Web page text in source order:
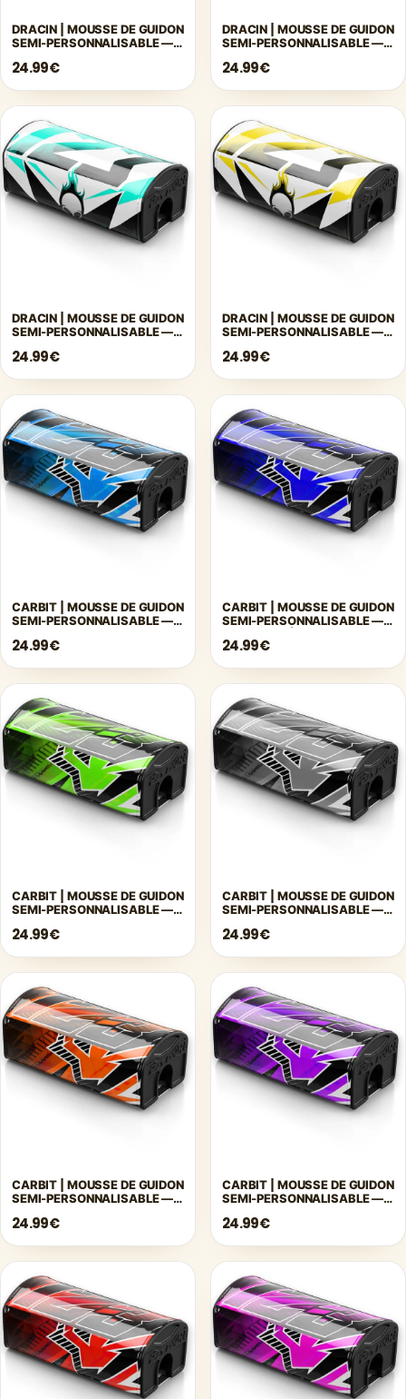
DRACIN | MOUSSE DE GUIDON
SEMI-PERSONNALISABLE —
24.99€
DRACIN | MOUSSE DE GUIDON
SEMI-PERSONNALISABLE —
24.99€
DRACIN | MOUSSE DE GUIDON
SEMI-PERSONNALISABLE —
24.99€
DRACIN | MOUSSE DE GUIDON
SEMI-PERSONNALISABLE —
24.99€
CARBIT | MOUSSE DE GUIDON
SEMI-PERSONNALISABLE —
24.99€
CARBIT | MOUSSE DE GUIDON
SEMI-PERSONNALISABLE —
24.99€
CARBIT | MOUSSE DE GUIDON
SEMI-PERSONNALISABLE —
24.99€
CARBIT | MOUSSE DE GUIDON
SEMI-PERSONNALISABLE —
24.99€
CARBIT | MOUSSE DE GUIDON
SEMI-PERSONNALISABLE —
24.99€
CARBIT | MOUSSE DE GUIDON
SEMI-PERSONNALISABLE —
24.99€